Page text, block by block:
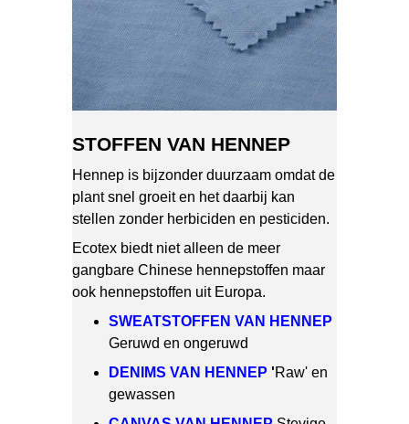
STOFFEN VAN HENNEP
Hennep is bijzonder duurzaam omdat de
plant snel groeit en het daarbij kan
stellen zonder herbiciden en pesticiden.
Ecotex biedt niet alleen de meer
gangbare Chinese hennepstoffen maar
ook hennepstoffen uit Europa.
SWEATSTOFFEN VAN HENNEP
Geruwd en ongeruwd
DENIMS VAN HENNEP 'Raw' en
gewassen